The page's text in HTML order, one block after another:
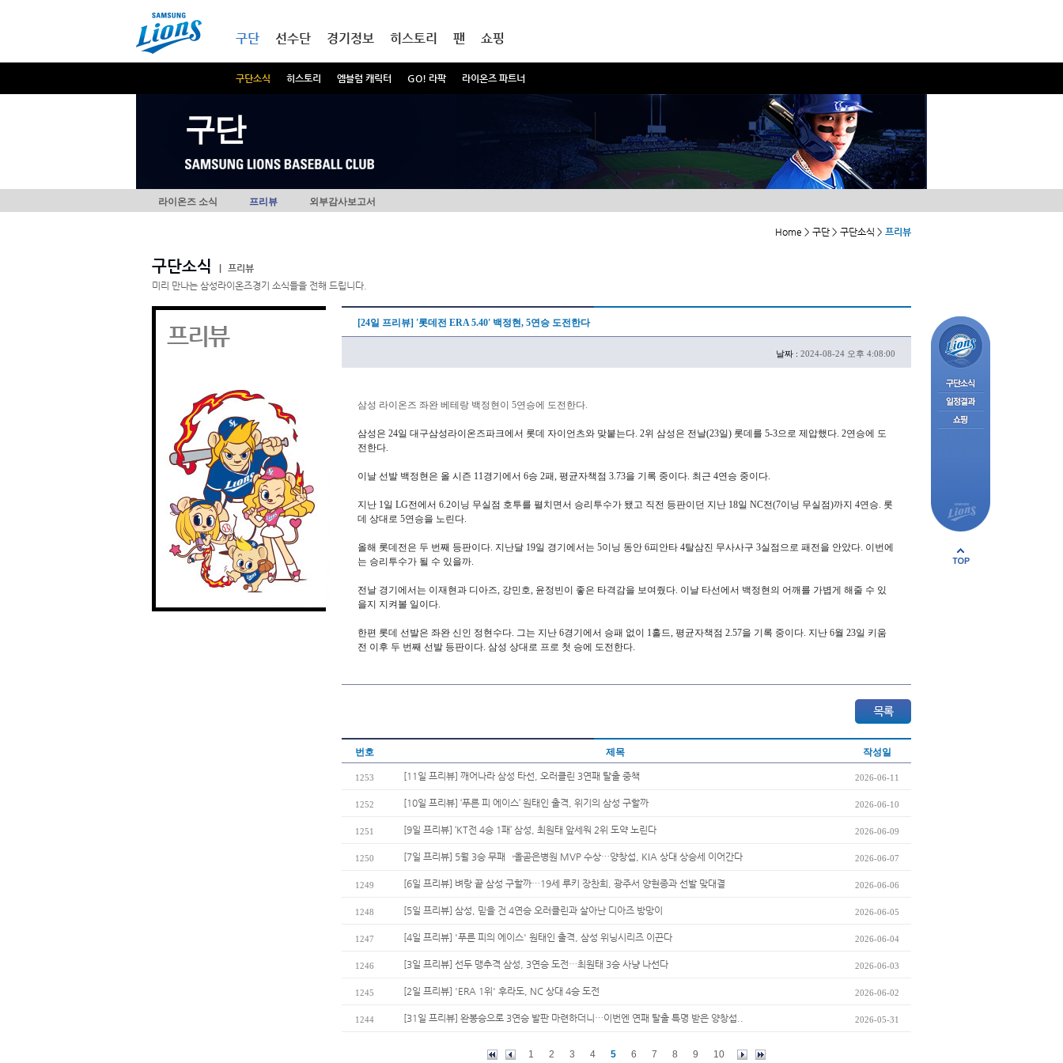
구단
구단소식 히스토리 엠블럼 캐릭터 GO! 라팍 라이온즈 파트너
선수단 경기정보 히스토리 팬 쇼핑
구단
라이온즈 소식 프리뷰 외부감사보고서
Home > 구단 > 구단소식 > 프리뷰
구단소식
프리뷰
미리 만나는 삼성라이온즈경기 소식들을 전해 드립니다.
프리뷰 [24일 프리뷰] '롯데전 ERA 5.40' 백정현, 5연승 도전한다
날짜 : 2024-08-24 오후 4:08:00
삼성 라이온즈 좌완 베테랑 백정현이 5연승에 도전한다.
삼성은 24일 대구삼성라이온즈파크에서 롯데 자이언츠와 맞붙는다. 2위 삼성은 전날(23일) 롯데를 5-3으로 제압했다. 2연승에 도
전한다.
이날 선발 백정현은 올 시즌 11경기에서 6승 2패, 평균자책점 3.73을 기록 중이다. 최근 4연승 중이다.
지난 1일 LG전에서 6.2이닝 무실점 호투를 펼치면서 승리투수가 됐고 직전 등판이던 지난 18일 NC전(7이닝 무실점)까지 4연승. 롯
데 상대로 5연승을 노린다.
올해 롯데전은 두 번째 등판이다. 지난달 19일 경기에서는 5이닝 동안 6피안타 4탈삼진 무사사구 3실점으로 패전을 안았다. 이번에
는 승리투수가 될 수 있을까.
전날 경기에서는 이재현과 디아즈, 강민호, 윤정빈이 좋은 타격감을 보여줬다. 이날 타선에서 백정현의 어깨를 가볍게 해줄 수 있
을지 지켜볼 일이다.
한편 롯데 선발은 좌완 신인 정현수다. 그는 지난 6경기에서 승패 없이 1홀드, 평균자책점 2.57을 기록 중이다. 지난 6월 23일 키움
전 이후 두 번째 선발 등판이다. 삼성 상대로 프로 첫 승에 도전한다.
번호 제목 작성일
1253 [11일 프리뷰] 깨어나라 삼성 타선, 오러클린 3연패 탈출 중책 2026-06-11
1252 [10일 프리뷰] ‘푸른 피 에이스’ 원태인 출격, 위기의 삼성 구할까 2026-06-10
1251 [9일 프리뷰] ‘KT전 4승 1패’ 삼성, 최원태 앞세워 2위 도약 노린다 2026-06-09
1250 [7일 프리뷰] 5월 3승 무패→올곧은병원 MVP 수상…양창섭, KIA 상대 상승세 이어간다 2026-06-07
1249 [6일 프리뷰] 벼랑 끝 삼성 구할까…19세 루키 장찬희, 광주서 양현종과 선발 맞대결 2026-06-06
1248 [5일 프리뷰] 삼성, 믿을 건 4연승 오러클린과 살아난 디아즈 방망이 2026-06-05
1247 [4일 프리뷰] '푸른 피의 에이스' 원태인 출격, 삼성 위닝시리즈 이끈다 2026-06-04
1246 [3일 프리뷰] 선두 맹추격 삼성, 3연승 도전…최원태 3승 사냥 나선다 2026-06-03
1245 [2일 프리뷰] 'ERA 1위' 후라도, NC 상대 4승 도전 2026-06-02
1244 [31일 프리뷰] 완봉승으로 3연승 발판 마련하더니…이번엔 연패 탈출 특명 받은 양창섭.. 2026-05-31
1 2 3 4 5 6 7 8 9 10